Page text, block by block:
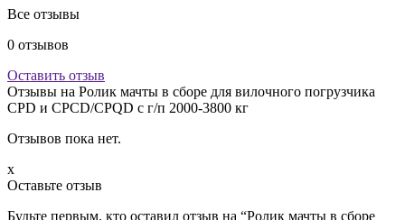
Все отзывы
0 отзывов
Оставить отзыв
Отзывы на Ролик мачты в сборе для вилочного погрузчика
CPD и CPCD/CPQD с г/п 2000-3800 кг
Отзывов пока нет.
x
Оставьте отзыв
Будьте первым, кто оставил отзыв на “Ролик мачты в сборе